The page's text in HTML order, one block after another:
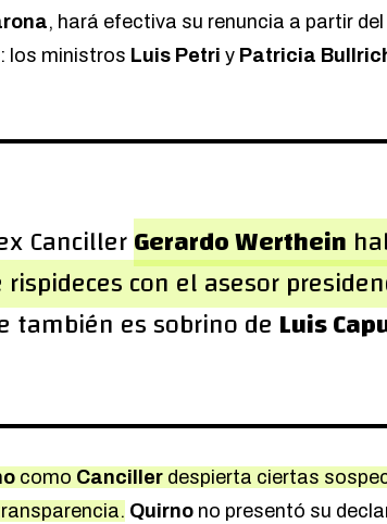
, hará efectiva su renuncia a partir
los ministros Luis Petri y Patricia
CancillerGerardo Werthein
con el asesor
también es sobrino de Luis
como Canciller despierta ciertas
Quirno no presentó su